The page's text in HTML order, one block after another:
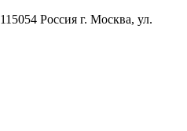
115054 Россия г. Москва, ул.